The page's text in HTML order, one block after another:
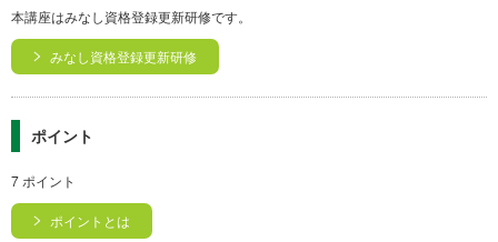
本講座はみなし資格登録更新研修です。
みなし資格登録更新研修
ポイント
7 ポイント
ポイントとは